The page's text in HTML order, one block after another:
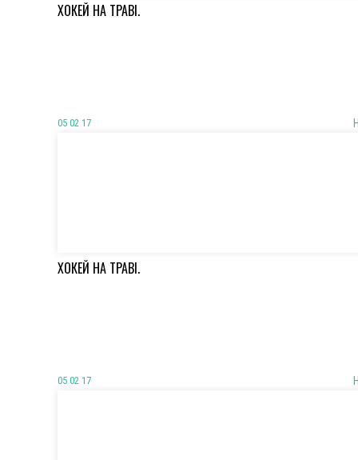
ХОКЕЙ НА ТРАВІ.
05 02 17
ХОКЕЙ НА ТРАВІ.
05 02 17